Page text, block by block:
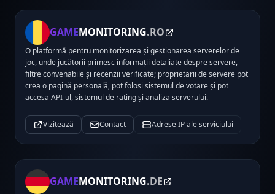
GAMEMONITORING.RO
O platformă pentru monitorizarea și gestionarea serverelor de
joc, unde jucătorii primesc informații detaliate despre servere,
filtre convenabile și recenzii verificate; proprietarii de servere pot
crea o pagină personală, pot folosi sistemul de votare și pot
accesa API-ul, sistemul de rating și analiza serverului.
Vizitează Contact Adrese IP ale serviciului
GAMEMONITORING.DE